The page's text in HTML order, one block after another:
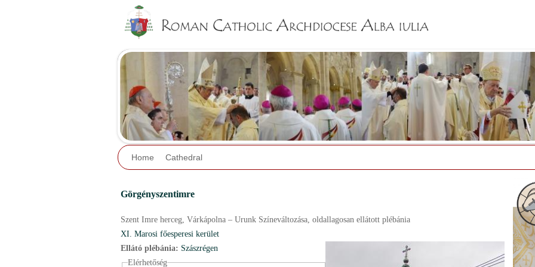
Home Cathedral
Görgényszentimre
Szent Imre herceg, Várkápolna – Urunk Színeváltozása, oldallagosan ellátott plébánia
XI. Marosi főesperesi kerület
Ellátó plébánia: Szászrégen
Elérhetőség